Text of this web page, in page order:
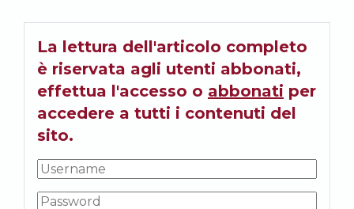
La lettura dell'articolo completo
è riservata agli utenti abbonati,
effettua l'accesso o abbonati per
accedere a tutti i contenuti del
sito.